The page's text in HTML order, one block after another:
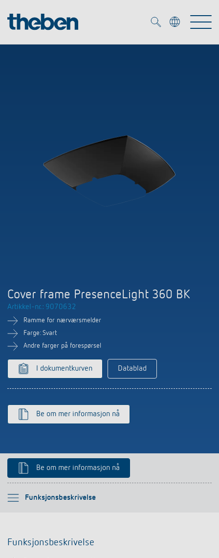
DALI
Nærværs- og bevegelsesdetektor
Tilbehør
OEM løsninger
Nedlastninger
Selskapet
Design
Historie
LUXORliving
Cover frame PresenceLight 360 BK
Artikkel-nr.: 9070632
Ramme for nærværsmelder
Farge: Svart
Andre farger på forespørsel
I dokumentkurven Datablad
Be om mer informasjon nå
Be om mer informasjon nå
Funksjonsbeskrivelse
Vennligst velg
Nedlastinger
Funksjonsbeskrivelse